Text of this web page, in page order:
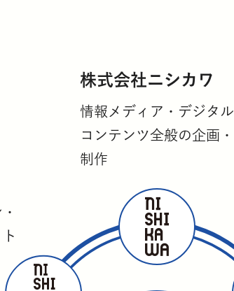
株式会社ニシカワ
情報メディア・デジタル
コンテンツ全般の企画・
制作